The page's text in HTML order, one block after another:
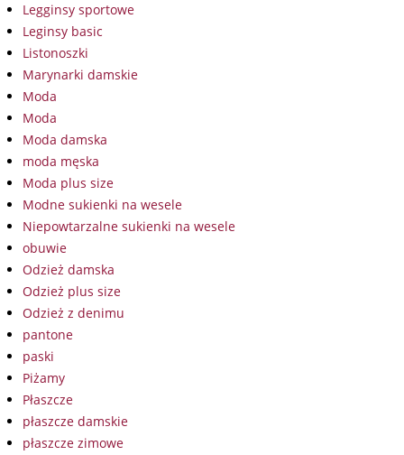
Legginsy sportowe
Leginsy basic
Listonoszki
Marynarki damskie
Moda
Moda
Moda damska
moda męska
Moda plus size
Modne sukienki na wesele
Niepowtarzalne sukienki na wesele
obuwie
Odzież damska
Odzież plus size
Odzież z denimu
pantone
paski
Piżamy
Płaszcze
płaszcze damskie
płaszcze zimowe